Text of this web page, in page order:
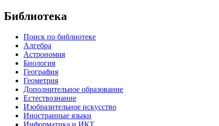
Библиотека
Поиск по библиотеке
Алгебра
Астрономия
Биология
География
Геометрия
Дополнительное образование
Естествознание
Изобразительное искусство
Иностранные языки
Информатика и ИКТ